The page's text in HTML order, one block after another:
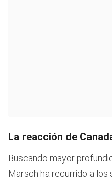
La reacción de
Buscando mayor
Marsch ha recurrido a los